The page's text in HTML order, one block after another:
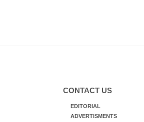
CONTACT US
EDITORIAL
ADVERTISMENTS